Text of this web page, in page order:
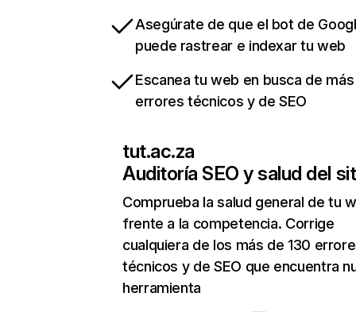
Asegúrate de que el bot de
puede rastrear e indexar tu web
Escanea tu web en busca de
errores técnicos y de SEO
tut.ac.za
Auditoría SEO y salud del
Comprueba la salud general de tu
frente a la competencia. Corrige
cualquiera de los más de 130
técnicos y de SEO que encuentra
herramienta